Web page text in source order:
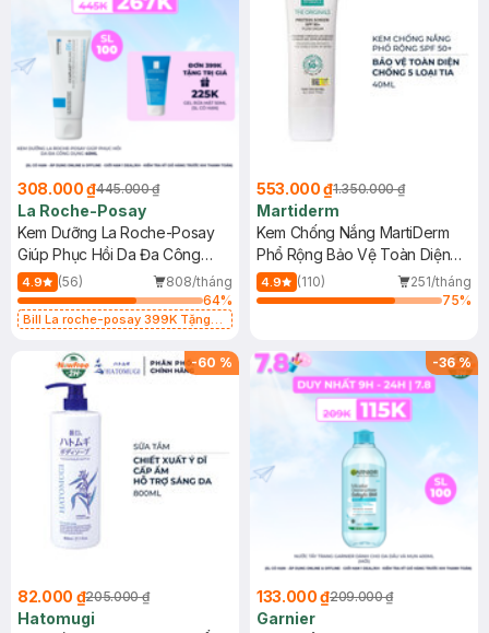
308.000 ₫445.000 ₫
La Roche-Posay
Kem Dưỡng La Roche-Posay
Giúp Phục Hồi Da Đa Công
Dụng 40ml
4.9 (56)
808/tháng
64%
Bill La roche-posay 399K Tặng
(SL có hạn)
553.000 ₫1.350.000 ₫
Martiderm
Kem Chống Nắng MartiDerm
Phổ Rộng Bảo Vệ Toàn Diện
40ml
4.9 (110)
251/tháng
75%
-60 %
82.000 ₫205.000 ₫
Hatomugi
-36%
133.000 ₫209.000 ₫
Garnier